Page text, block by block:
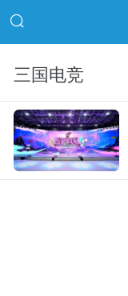
三国电竞